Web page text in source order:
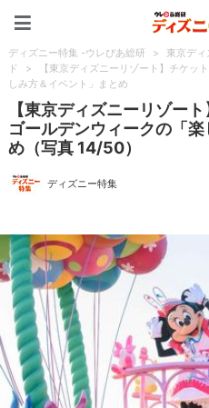
ディズニー特集 -ウレぴあ総研 > 東京ディ
ド
>
【東京ディズニーリゾート】チケッ
しみ方＆イベント」まとめ
【東京ディズニーリゾー
ゴールデンウィークの「
め（写真 14/50）
ディズニー特集